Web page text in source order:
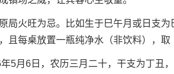
局火旺为忌。比如生于巳午月或日支
且每桌放置一瓶纯净水（非饮料），取
5月6日，农历三月二十，干支为丁丑